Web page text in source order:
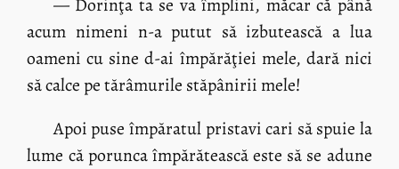
acum nimeni n-a putut să izbutească a lua
oameni cu sine d-ai împărăţiei mele, dară nici
să calce pe tărâmurile stăpânirii mele!
Apoi puse împăratul pristavi cari să spuie la
lume că porunca împărătească este să se adune